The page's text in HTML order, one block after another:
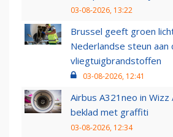
03-08-2026, 13:22
Brussel geeft groen
Nederlandse steun aan
vliegtuigbrandstoffen
03-08-2026, 12:41
Airbus A321neo in
beklad met graffiti
03-08-2026, 12:34